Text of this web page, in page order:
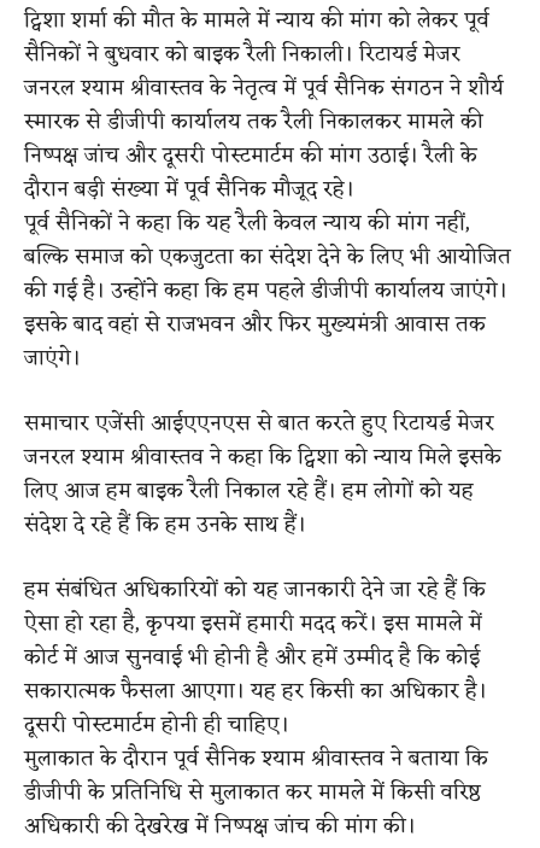
ट्विशा शर्मा की मौत के मामले में न्याय की मांग को लेकर पूर्व
सैनिकों ने बुधवार को बाइक रैली निकाली। रिटायर्ड मेजर
जनरल श्याम श्रीवास्तव के नेतृत्व में पूर्व सैनिक संगठन ने शौर्य
स्मारक से डीजीपी कार्यालय तक रैली निकालकर मामले की
निष्पक्ष जांच और दूसरी पोस्टमार्टम की मांग उठाई। रैली के
दौरान बड़ी संख्या में पूर्व सैनिक मौजूद रहे।
पूर्व सैनिकों ने कहा कि यह रैली केवल न्याय की मांग नहीं,
बल्कि समाज को एकजुटता का संदेश देने के लिए भी आयोजित
की गई है। उन्होंने कहा कि हम पहले डीजीपी कार्यालय जाएंगे।
इसके बाद वहां से राजभवन और फिर मुख्यमंत्री आवास तक
जाएंगे।
समाचार एजेंसी आईएएनएस से बात करते हुए रिटायर्ड मेजर
जनरल श्याम श्रीवास्तव ने कहा कि ट्विशा को न्याय मिले इसके
लिए आज हम बाइक रैली निकाल रहे हैं। हम लोगों को यह
संदेश दे रहे हैं कि हम उनके साथ हैं।
हम संबंधित अधिकारियों को यह जानकारी देने जा रहे हैं कि
ऐसा हो रहा है, कृपया इसमें हमारी मदद करें। इस मामले में
कोर्ट में आज सुनवाई भी होनी है और हमें उम्मीद है कि कोई
सकारात्मक फैसला आएगा। यह हर किसी का अधिकार है।
दूसरी पोस्टमार्टम होनी ही चाहिए।
मुलाकात के दौरान पूर्व सैनिक श्याम श्रीवास्तव ने बताया कि
डीजीपी के प्रतिनिधि से मुलाकात कर मामले में किसी वरिष्ठ
अधिकारी की देखरेख में निष्पक्ष जांच की मांग की।